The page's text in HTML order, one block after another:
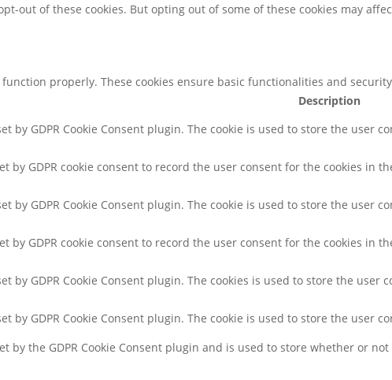
out of these cookies. But opting out of some of these cookies may
properly. These cookies ensure basic functionalities and
Description
by GDPR Cookie Consent plugin. The cookie is used to store the user
by GDPR cookie consent to record the user consent for the cookies in
by GDPR Cookie Consent plugin. The cookie is used to store the user
by GDPR cookie consent to record the user consent for the cookies in
by GDPR Cookie Consent plugin. The cookies is used to store the
by GDPR Cookie Consent plugin. The cookie is used to store the user
by the GDPR Cookie Consent plugin and is used to store whether or